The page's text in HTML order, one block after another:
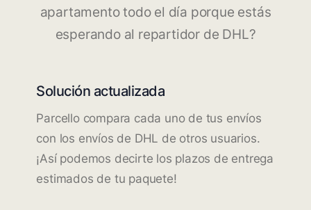
apartamento todo el día porque estás
esperando al repartidor de DHL?
Solución actualizada
Parcello compara cada uno de tus envíos
con los envíos de DHL de otros usuarios.
¡Así podemos decirte los plazos de entrega
estimados de tu paquete!